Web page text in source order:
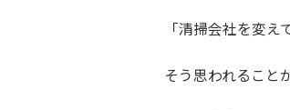
「清掃会社を変え
そう思われること